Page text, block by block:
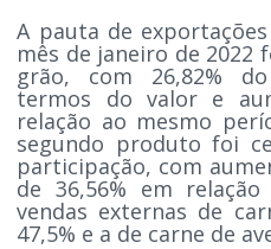
A pauta de
mês de janeiro de 2022
grão, com 26,82%
termos do valor e
relação ao mesmo
segundo produto foi
participação, com
de 36,56% em
vendas externas de
47,5% e a de carne de